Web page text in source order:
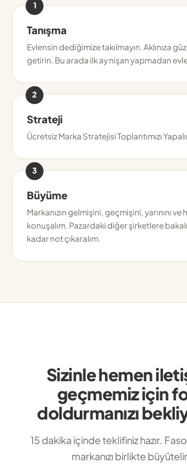
1
Tanışma
Evlensin dediğimize takılmayın. Aklınıza
getirin. Bu arada ilk ay nişan yapmadan
2
Strateji
Ücretsiz Marka Stratejisi Toplantımızı
3
Büyüme
Markanızın gelmişini, geçmişini, yarınını
konuşalım. Pazardaki diğer şirketlere
kadar not çıkaralım.
Sizinle hemen
geçmemiz için
doldurmanızı
15 dakika içinde teklifiniz hazır.
markanızı birlikte